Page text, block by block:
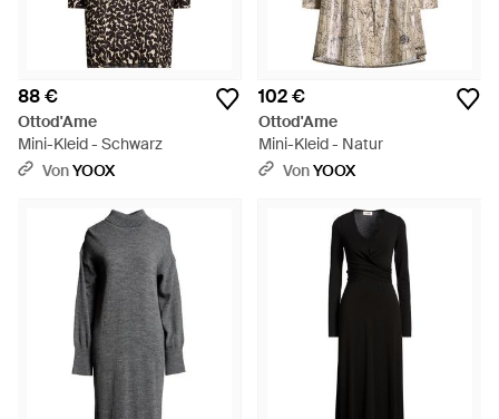
88 €
Ottod'Ame
Mini-Kleid - Schwarz
VonYOOX
102 €
Ottod'Ame
Mini-Kleid - Natur
VonYOOX